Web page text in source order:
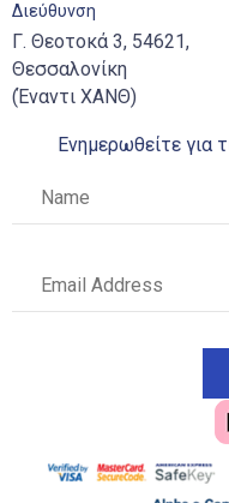
Διεύθυνση
Γ. Θεοτοκά 3, 54621,
Θεσσαλονίκη
(Έναντι ΧΑΝΘ)
Ενημερωθείτε για